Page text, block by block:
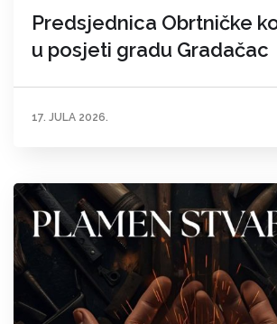
Predsjednica Obrtničke
u posjeti gradu Gradačac
17. JULA 2026.